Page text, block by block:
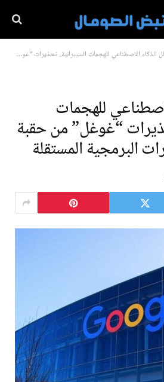
الاصطناعي للهجمات السيبرانية.. تحذيرات “غوغل” من حقبة جديدة من الثغرات البرمجية المستقلة
للهجمات
“غوغل” من حقبة
البرمجية المستقلة